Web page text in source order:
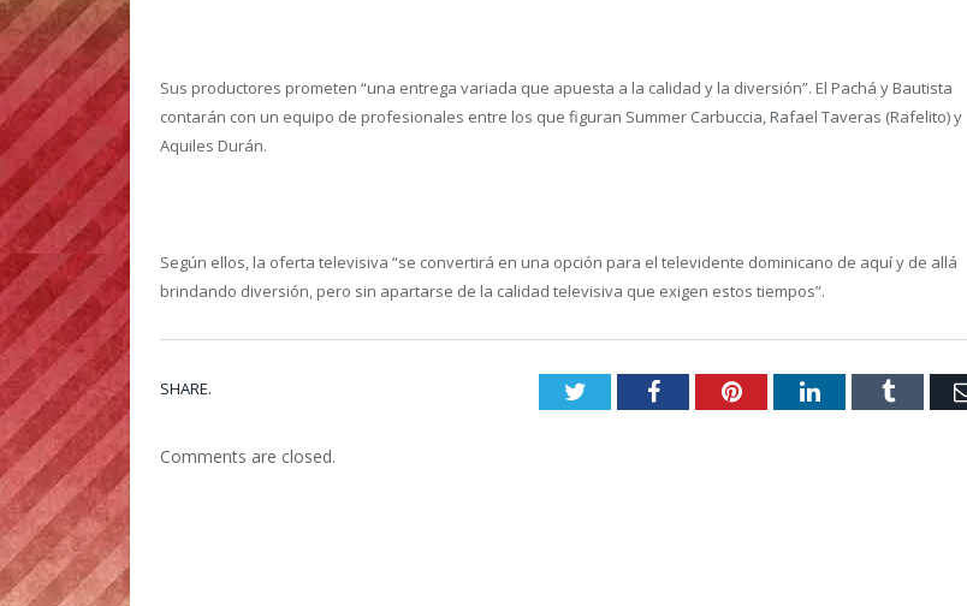
Sus productores prometen “una entrega variada que apuesta a la calidad y la diversión”. El Pachá y Bautista
contarán con un equipo de profesionales entre los que figuran Summer Carbuccia, Rafael Taveras (Rafelito) y
Aquiles Durán.
Según ellos, la oferta televisiva “se convertirá en una opción para el televidente dominicano de aquí y de allá
brindando diversión, pero sin apartarse de la calidad televisiva que exigen estos tiempos”.
SHARE. TwitterFacebookPinterestLinkedInTumblr
Comments are closed.